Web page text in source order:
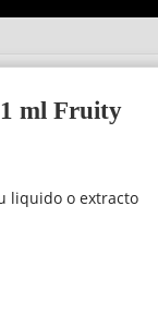
ml Fruity
liquido o extracto